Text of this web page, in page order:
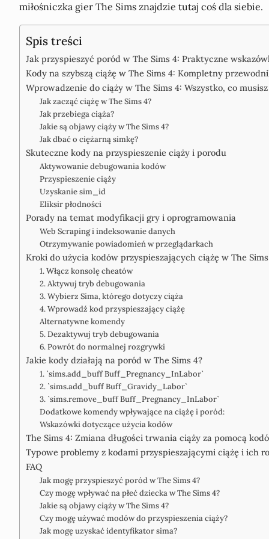
miłośniczka gier The Sims znajdzie tutaj coś dla siebie.
Spis treści
Jak przyspieszyć poród w The Sims 4: Praktyczne
Kody na szybszą ciążę w The Sims 4: Kompletny
Wprowadzenie do ciąży w The Sims 4: Wszystko, co
Jak zacząć ciążę w The Sims 4?
Jak przebiega ciąża?
Jakie są objawy ciąży w The Sims 4?
Jak dbać o ciężarną simkę?
Skuteczne kody na przyspieszenie ciąży i porodu
Aktywowanie debugowania kodów
Przyspieszenie ciąży
Uzyskanie sim_id
Eliksir płodności
Porady na temat modyfikacji gry i oprogramowania
Web Scraping i indeksowanie danych
Otrzymywanie powiadomień w przeglądarkach
Kroki do użycia kodów przyspieszających ciążę w The
1. Włącz konsolę cheatów
2. Aktywuj tryb debugowania
3. Wybierz Sima, którego dotyczy ciąża
4. Wprowadź kod przyspieszający ciążę
Alternatywne komendy
5. Dezaktywuj tryb debugowania
6. Powrót do normalnej rozgrywki
Jakie kody działają na poród w The Sims 4?
1. `sims.add_buff Buff_Pregnancy_InLabor`
2. `sims.add_buff Buff_Gravidy_Labor`
3. `sims.remove_buff Buff_Pregnancy_InLabor`
Dodatkowe komendy wpływające na ciążę i poród:
Wskazówki dotyczące użycia kodów
The Sims 4: Zmiana długości trwania ciąży za pomocą
Typowe problemy z kodami przyspieszającymi ciążę i ich
FAQ
Jak mogę przyspieszyć poród w The Sims 4?
Czy mogę wpływać na płeć dziecka w The Sims 4?
Jakie są objawy ciąży w The Sims 4?
Czy mogę używać modów do przyspieszenia ciąży?
Jak mogę uzyskać identyfikator sima?